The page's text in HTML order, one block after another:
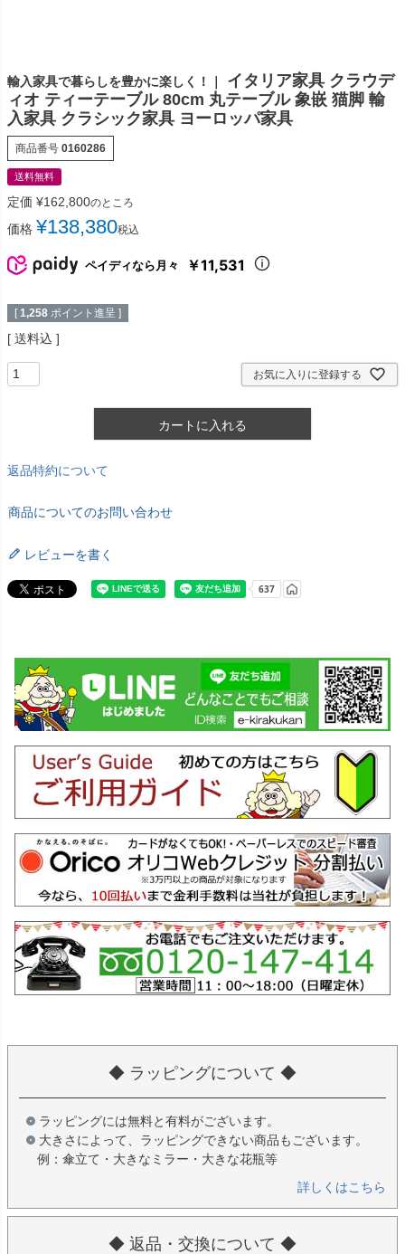
輸入家具で暮らしを豊かに楽しく！｜
イタリア家具 クラウデ
ィオ ティーテーブル 80cm 丸テーブル 象嵌 猫脚 輸
入家具 クラシック家具 ヨーロッパ家具
商品番号 0160286
送料無料
定価 ¥162,800のところ
価格 ¥138,380税込
ペイディなら月々 ￥11,531
[ 1,258 ポイント進呈 ]
送料込
お気に入りに登録する
カートに入れる
返品特約について
商品についてのお問い合わせ
レビューを書く
◆ ラッピングについて ◆
ラッピングには無料と有料がございます。
大きさによって、ラッピングできない商品もございます。
例：傘立て・大きなミラー・大きな花瓶等
詳しくはこちら
◆ 返品・交換について ◆